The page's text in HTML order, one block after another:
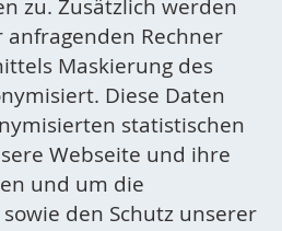
zu. Zusätzlich werden
anfragenden Rechner
Maskierung des
Diese Daten
statistischen
Webseite und ihre
und um die
den Schutz unserer